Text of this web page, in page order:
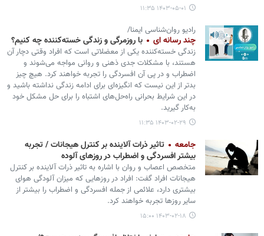
۱۴۰۳-۰۵-۰۱ ۱۱:۳۵
رادیو روان‌شناسی ایمنا/
چند رسانه ای با روزمرگی و زندگی خسته‌کننده چه کنیم؟
زندگی خسته‌کننده یکی از معضلاتی است که افراد وقتی دچار آن
هستند، با مشکلات جدی ذهنی و روانی مواجه می‌شوند و
اضطراب و در پی آن افسردگی را تجربه خواهند کرد. هیچ چیز
بدتر از این نیست که انگیزه‌ای برای ادامه زندگی نداشته باشید و
در این شرایط بحرانی راه‌حل‌های اشتباه را برای حل مشکل خود
به‌کار گیرید.
۱۴۰۳-۰۲-۲۹ ۱۱:۳۵
جامعه
تاثیر ذرات آلاینده بر کنترل هیجانات / تجربه
بیشتر افسردگی و اضطراب در روزهای آلوده
متخصص اعصاب و روان با اشاره به تاثیر ذرات آلاینده بر کنترل
هیجانات افراد گفت: افراد در روزهایی که میزان آلودگی هوای
بیشتری دارد، علائمی از جمله افسردگی و اضطراب را بیشتر از
سایر روزها تجربه خواهند کرد.
۱۴۰۳-۰۲-۱۸ ۱۵:۰۰